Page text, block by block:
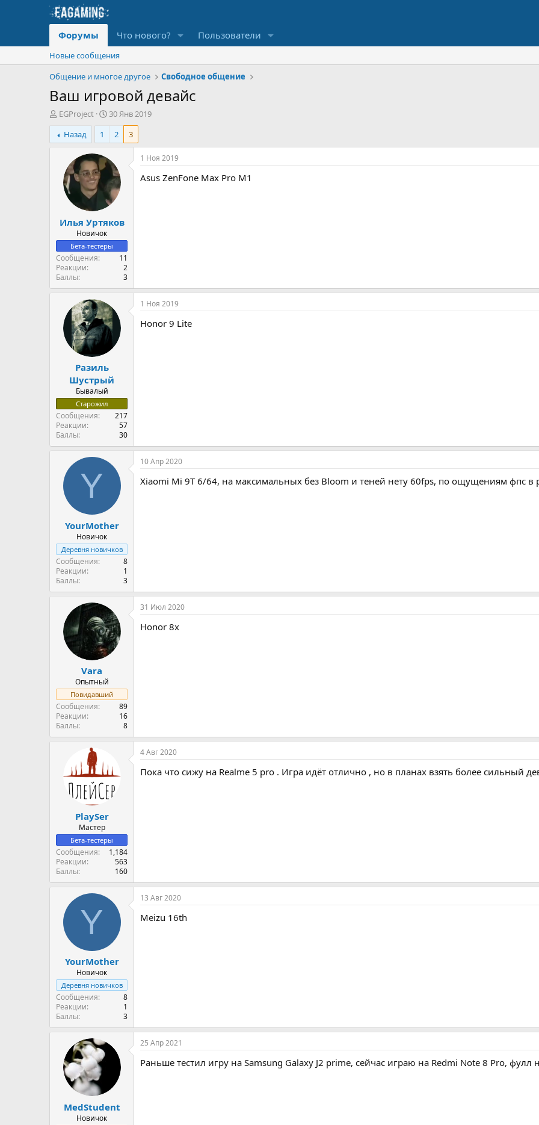
Форумы Что нового? Пользователи
Новые сообщения
Общение и многое другое
Свободное общение
Ваш игровой девайс
А
в
т
о
м
EGProject
Д
а
а
н
а
ч
а
л
30 Янв 2019
Назад
1 2 3
Илья Уртяков
Новичок
Бета-тестеры
Сообщения
11
Реакции
2
Баллы
3
1 Ноя 2019
Asus ZenFone Max Pro M1
Разиль
Шустрый
Бывалый
Старожил
Сообщения
217
Реакции
57
Баллы
30
1 Ноя 2019
Honor 9 Lite
Y
YourMother
Новичок
Деревня новичков
Сообщения
8
Реакции
1
Баллы
3
10 Апр 2020
Xiaomi Mi 9T 6/64, на максимальных без Bloom и теней нету 60fps, по ощущениям фпс
Vara
Опытный
Повидавший
Сообщения
89
Реакции
16
Баллы
8
31 Июл 2020
Honor 8x
PlaySer
Мастер
Бета-тестеры
Сообщения
1,184
Реакции
563
Баллы
160
4 Авг 2020
Пока что сижу на Realme 5 pro . Игра идёт отлично , но в планах взять более сильный
Y
YourMother
Новичок
Деревня новичков
Сообщения
8
Реакции
1
Баллы
3
13 Авг 2020
Meizu 16th
MedStudent
Новичок
25 Апр 2021
Раньше тестил игру на Samsung Galaxy J2 prime, сейчас играю на Redmi Note 8 Pro, фулл